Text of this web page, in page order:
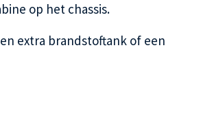
op het chassis.
extra brandstoftank of een